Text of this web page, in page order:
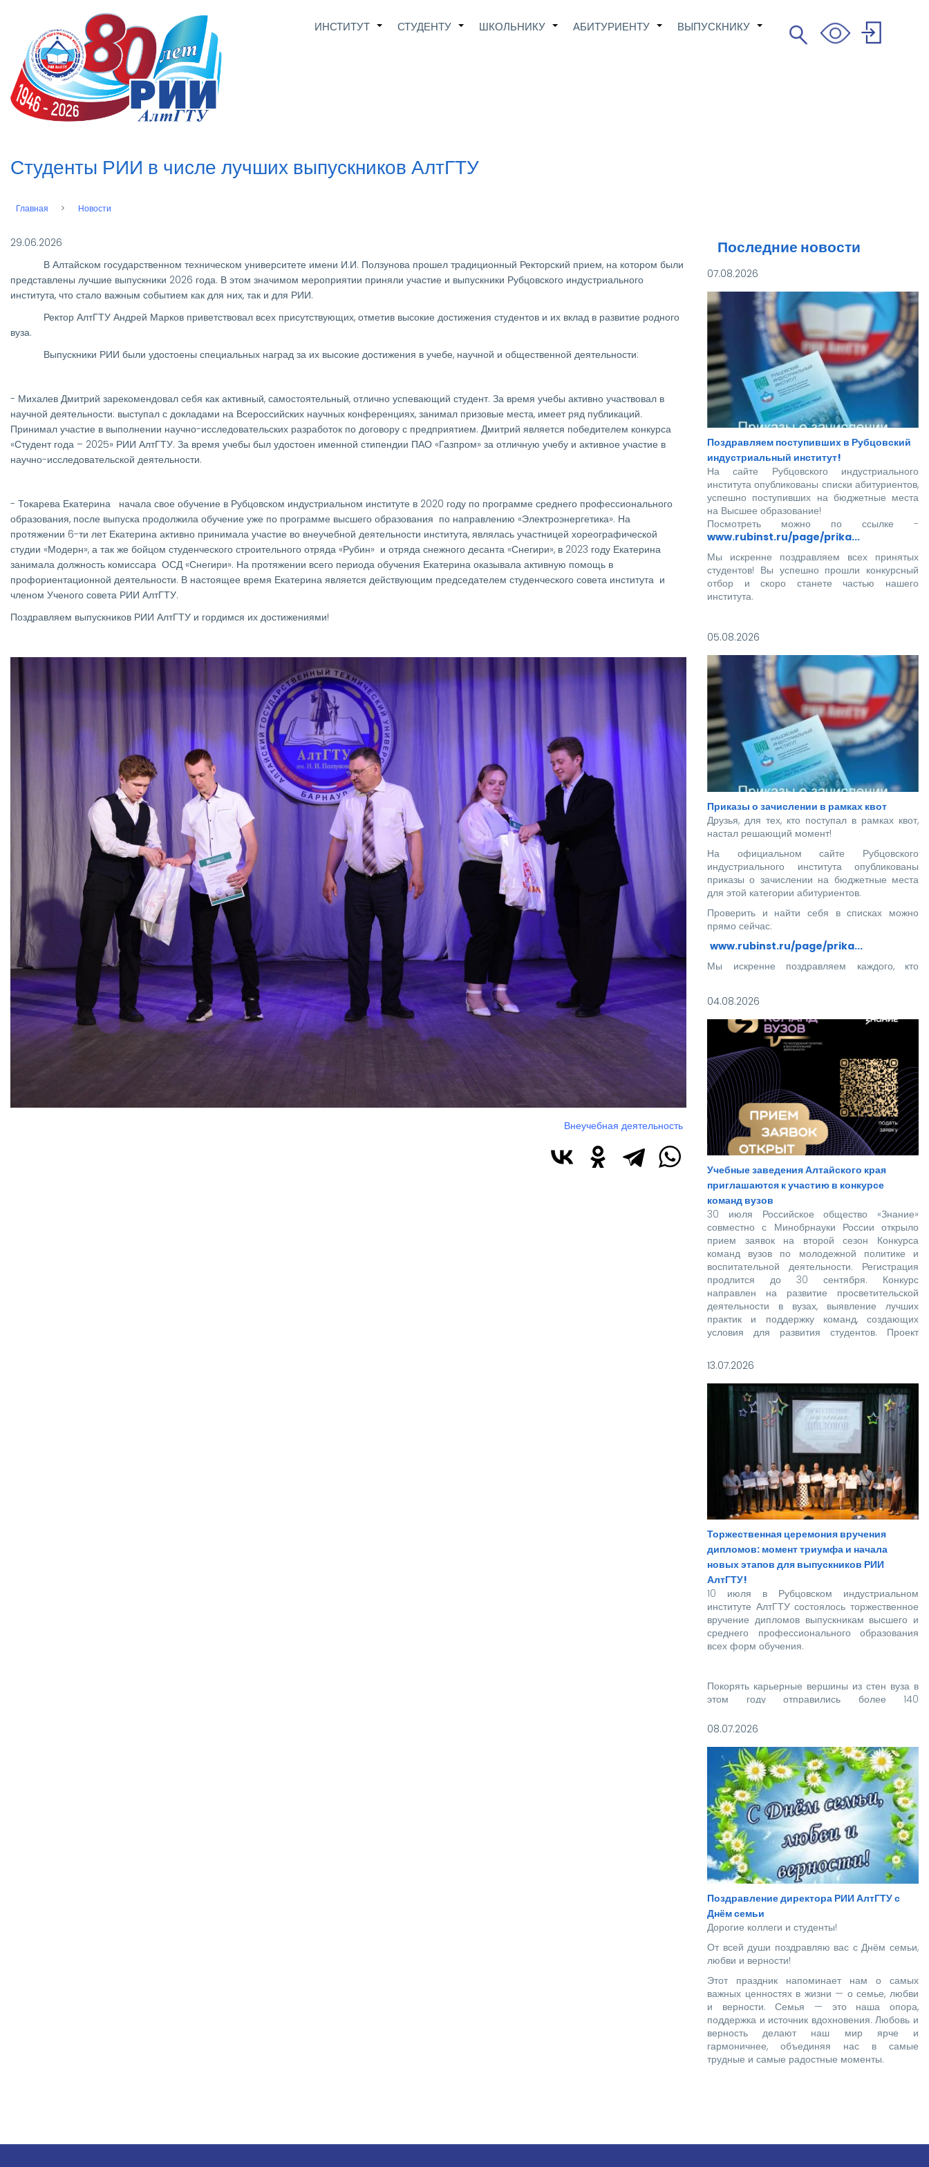
основному
содержанию
Main
+
ИНСТИТУТ +
СТУДЕНТУ +
ШКОЛЬНИКУ +
АБИТУРИЕНТУ +
ВЫПУСКНИКУ Search
Поиск
User
Студенты РИИ в числе лучших выпускников АлтГТУ
Строка
Главная Новости
29.06.2026
В Алтайском государственном техническом университете имени И.И. Ползунова прошел традиционный Ректорский прием, на котором были
представлены лучшие выпускники 2026 года. В этом значимом мероприятии приняли участие и выпускники Рубцовского индустриального
института, что стало важным событием как для них, так и для РИИ.
Ректор АлтГТУ Андрей Марков приветствовал всех присутствующих, отметив высокие достижения студентов и их вклад в развитие родного
вуза.
Выпускники РИИ были удостоены специальных наград за их высокие достижения в учебе, научной и общественной деятельности:
- Михалев Дмитрий зарекомендовал себя как активный, самостоятельный, отлично успевающий студент. За время учебы активно участвовал в
научной деятельности: выступал с докладами на Всероссийских научных конференциях, занимал призовые места, имеет ряд публикаций.
Принимал участие в выполнении научно-исследовательских разработок по договору с предприятием. Дмитрий является победителем конкурса
«Студент года – 2025» РИИ АлтГТУ. За время учебы был удостоен именной стипендии ПАО «Газпром» за отличную учебу и активное участие в
научно-исследовательской деятельности.
- Токарева Екатерина начала свое обучение в Рубцовском индустриальном институте в 2020 году по программе среднего профессионального
образования, после выпуска продолжила обучение уже по программе высшего образования по направлению «Электроэнергетика». На
протяжении 6-ти лет Екатерина активно принимала участие во внеучебной деятельности института, являлась участницей хореографической
студии «Модерн», а так же бойцом студенческого строительного отряда «Рубин» и отряда снежного десанта «Снегири», в 2023 году Екатерина
занимала должность комиссара ОСД «Снегири». На протяжении всего периода обучения Екатерина оказывала активную помощь в
профориентационной деятельности. В настоящее время Екатерина является действующим председателем студенческого совета института и
членом Ученого совета РИИ АлтГТУ.
Поздравляем выпускников РИИ АлтГТУ и гордимся их достижениями!
Изображение
Внеучебная деятельность
Последние новости
07.08.2026
Поздравляем поступивших в Рубцовский
индустриальный институт!
На сайте Рубцовского индустриального
института опубликованы списки абитуриентов,
успешно поступивших на бюджетные места
на Высшее образование!
Посмотреть можно по ссылке -
www.rubinst.ru/page/prika...
Мы искренне поздравляем всех принятых
студентов! Вы успешно прошли конкурсный
отбор и скоро станете частью нашего
института.
05.08.2026
Приказы о зачислении в рамках квот
Друзья, для тех, кто поступал в рамках квот,
настал решающий момент!
На официальном сайте Рубцовского
индустриального института опубликованы
приказы о зачислении на бюджетные места
для этой категории абитуриентов.
Проверить и найти себя в списках можно
прямо сейчас:
www.rubinst.ru/page/prika...
Мы искренне поздравляем каждого, кто
04.08.2026
Учебные заведения Алтайского края
приглашаются к участию в конкурсе
команд вузов
30 июля Российское общество «Знание»
совместно с Минобрнауки России открыло
прием заявок на второй сезон Конкурса
команд вузов по молодежной политике и
воспитательной деятельности. Регистрация
продлится до 30 сентября. Конкурс
направлен на развитие просветительской
деятельности в вузах, выявление лучших
практик и поддержку команд, создающих
условия для развития студентов. Проект
рамках национального проекта «Молодежь и
дети».
13.07.2026
Торжественная церемония вручения
дипломов: момент триумфа и начала
новых этапов для выпускников РИИ
АлтГТУ!
10 июля в Рубцовском индустриальном
институте АлтГТУ состоялось торжественное
вручение дипломов выпускникам высшего и
среднего профессионального образования
всех форм обучения.
Покорять карьерные вершины из стен вуза в
этом году отправились более 140
специалистов, которым предстоит стать
великой страны.
08.07.2026
Поздравление директора РИИ АлтГТУ с
Днём семьи
Дорогие коллеги и студенты!
От всей души поздравляю вас с Днём семьи,
любви и верности!
Этот праздник напоминает нам о самых
важных ценностях в жизни — о семье, любви
и верности. Семья — это наша опора,
поддержка и источник вдохновения. Любовь и
верность делают наш мир ярче и
гармоничнее, объединяя нас в самые
трудные и самые радостные моменты.